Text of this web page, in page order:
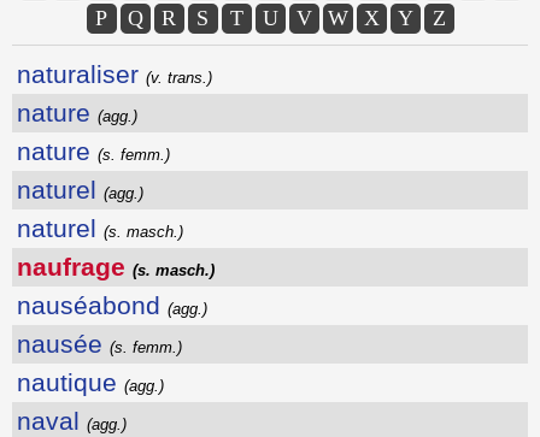
P
Q R S T U V W X Y Z
naturaliser (v. trans.)
nature (agg.)
nature (s. femm.)
naturel (agg.)
naturel (s. masch.)
naufrage (s. masch.)
nauséabond (agg.)
nausée (s. femm.)
nautique (agg.)
naval (agg.)